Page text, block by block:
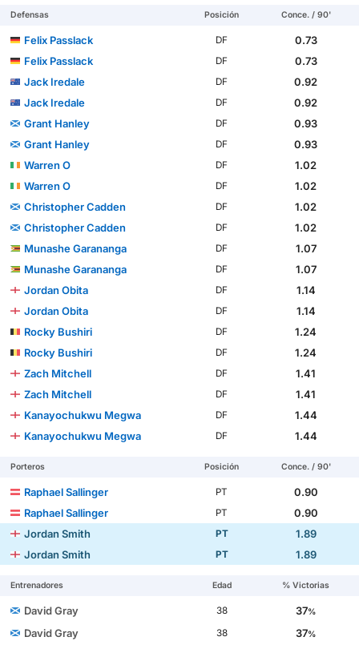
Defensas Posición Conce. / 90'
Felix Passlack DF
0.73
Felix Passlack
DF
0.73
Jack Iredale
DF
0.92
Jack Iredale
DF
0.92
Grant Hanley
DF
0.93
Grant Hanley
DF
0.93
Warren O
DF
1.02
Warren O
DF
1.02
Christopher Cadden
DF
1.02
Christopher Cadden
DF
1.02
Munashe Garananga
DF
1.07
Munashe Garananga
DF
1.07
Jordan Obita
DF
1.14
Jordan Obita
DF
1.14
Rocky Bushiri
DF
1.24
Rocky Bushiri
DF
1.24
Zach Mitchell
DF
1.41
Zach Mitchell
DF
1.41
Kanayochukwu Megwa
DF
1.44
Kanayochukwu Megwa
DF 1.44
Porteros Posición Conce. / 90'
Raphael Sallinger PT
0.90
Raphael Sallinger
PT
0.90
Jordan Smith
PT
1.89
Jordan Smith
PT 1.89
Entrenadores Edad % Victorias
David Gray 38 37%
David Gray 38 37%